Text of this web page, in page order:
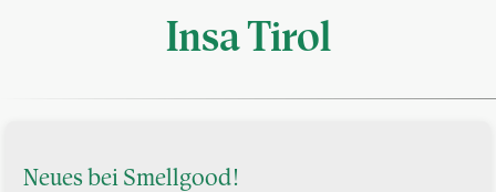
Insa Tirol
Neues bei Smellgood!